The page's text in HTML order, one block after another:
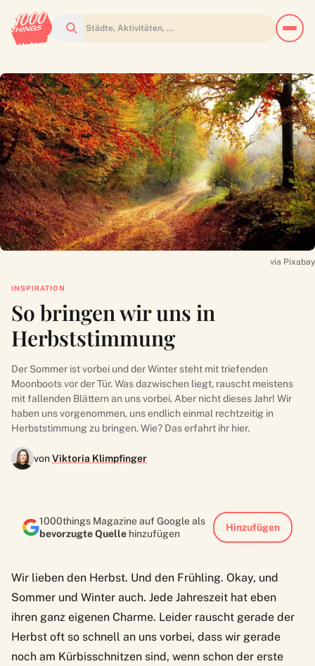
Suchen
via Pixabay
INSPIRATION
So bringen wir uns in
Herbststimmung
Der Sommer ist vorbei und der Winter steht mit triefenden
Moonboots vor der Tür. Was dazwischen liegt, rauscht meistens
mit fallenden Blättern an uns vorbei. Aber nicht dieses Jahr! Wir
haben uns vorgenommen, uns endlich einmal rechtzeitig in
Herbststimmung zu bringen. Wie? Das erfahrt ihr hier.
vonViktoria Klimpfinger
1000things Magazine auf Google als
bevorzugte Quelle hinzufügen
Hinzufügen
Wir lieben den Herbst. Und den Frühling. Okay, und
Sommer und Winter auch. Jede Jahreszeit hat eben
ihren ganz eigenen Charme. Leider rauscht gerade der
Herbst oft so schnell an uns vorbei, dass wir gerade
noch am Kürbisschnitzen sind, wenn schon der erste